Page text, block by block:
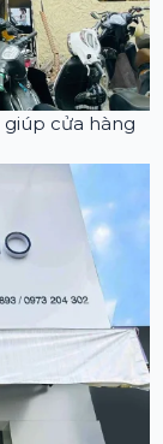
cửa hàng